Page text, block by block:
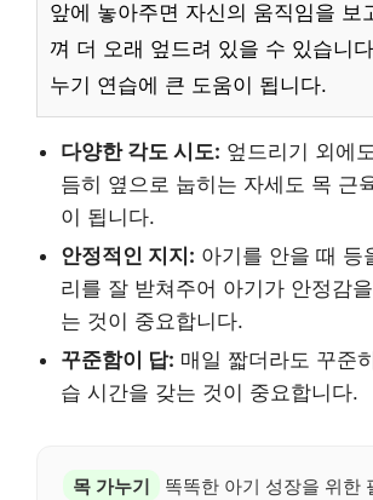
앞에 놓아주면 자신의 움직임을 보
껴 더 오래 엎드려 있을 수 있습니
누기 연습에 큰 도움이 됩니다.
다양한 각도 시도: 엎드리기 외에
듬히 옆으로 눕히는 자세도 목 근
이 됩니다.
안정적인 지지: 아기를 안을 때 등
리를 잘 받쳐주어 아기가 안정감
는 것이 중요합니다.
꾸준함이 답: 매일 짧더라도 꾸준
습 시간을 갖는 것이 중요합니다.
목 가누기
똑똑한 아기 성장을 위한